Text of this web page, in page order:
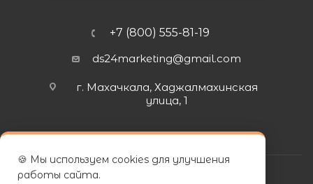
+7 (800) 555-81-19
ds24marketing@gmail.com
г. Махачкала, Хаджалмахинская
улица, 1
🍪 Мы используем cookies для улучшения
работы сайта.